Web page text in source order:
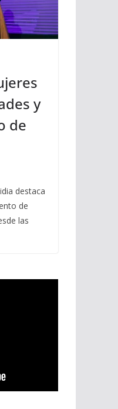
y
de
destaca
de
las